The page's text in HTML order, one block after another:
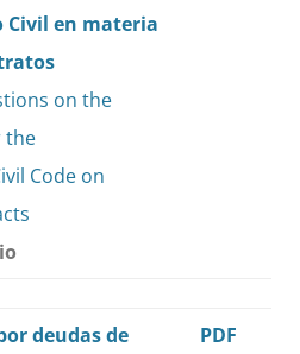
Civil en materia
on the
the
Code on
deudas de
PDF